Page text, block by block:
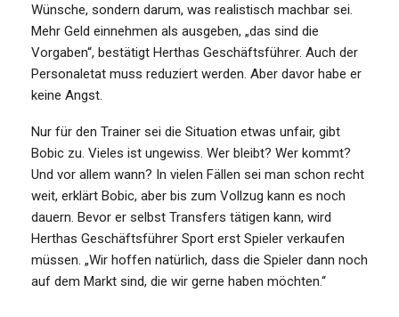
Wünsche, sondern darum, was realistisch machbar sei.
Mehr Geld einnehmen als ausgeben, „das sind die
Vorgaben“, bestätigt Herthas Geschäftsführer. Auch der
Personaletat muss reduziert werden. Aber davor habe er
keine Angst.
Nur für den Trainer sei die Situation etwas unfair, gibt
Bobic zu. Vieles ist ungewiss. Wer bleibt? Wer kommt?
Und vor allem wann? In vielen Fällen sei man schon recht
weit, erklärt Bobic, aber bis zum Vollzug kann es noch
dauern. Bevor er selbst Transfers tätigen kann, wird
Herthas Geschäftsführer Sport erst Spieler verkaufen
müssen. „Wir hoffen natürlich, dass die Spieler dann noch
auf dem Markt sind, die wir gerne haben möchten.“